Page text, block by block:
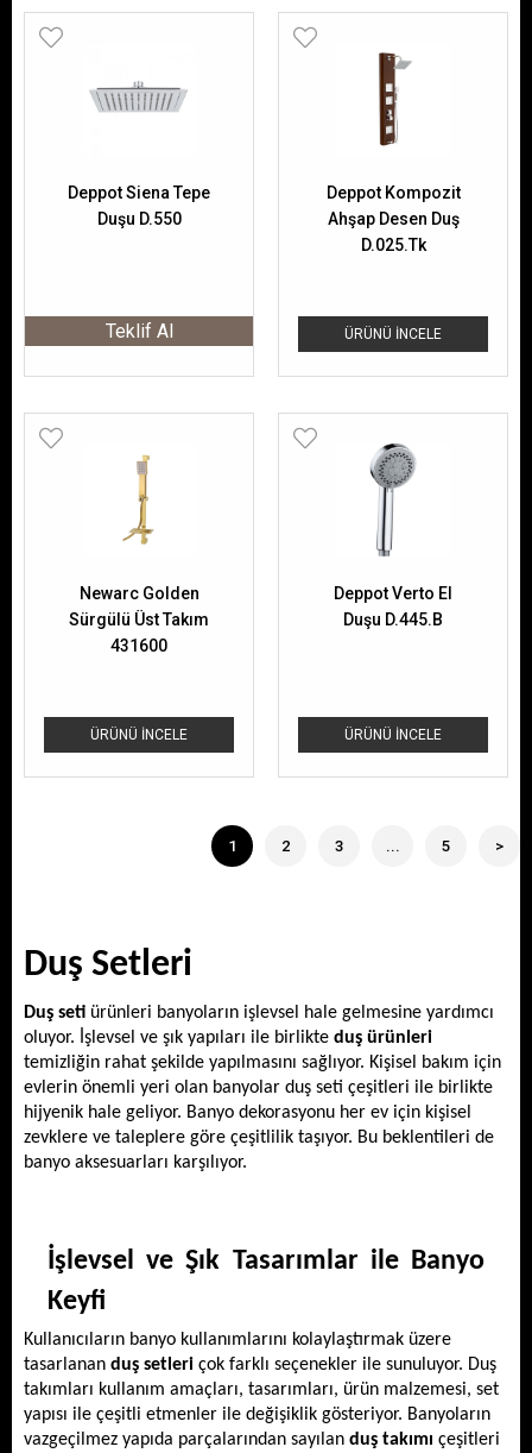
Deppot Siena Tepe
Duşu D.550
Teklif Al ÜRÜNÜ İNCELE
Deppot Kompozit
Ahşap Desen Duş
D.025.Tk
ÜRÜNÜ İNCELE
Newarc Golden
Sürgülü Üst Takım
431600
ÜRÜNÜ İNCELE
Deppot Verto El
Duşu D.445.B
1 2 3 ... 5 >
Duş Setleri
Duş seti ürünleri banyoların işlevsel hale gelmesine yardımcı
oluyor. İşlevsel ve şık yapıları ile birlikte duş ürünleri
temizliğin rahat şekilde yapılmasını sağlıyor. Kişisel bakım için
evlerin önemli yeri olan banyolar duş seti çeşitleri ile birlikte
hijyenik hale geliyor. Banyo dekorasyonu her ev için kişisel
zevklere ve taleplere göre çeşitlilik taşıyor. Bu beklentileri de
banyo aksesuarları karşılıyor.
İşlevsel ve Şık Tasarımlar ile Banyo
Keyfi
Kullanıcıların banyo kullanımlarını kolaylaştırmak üzere
tasarlanan duş setleri çok farklı seçenekler ile sunuluyor. Duş
takımları kullanım amaçları, tasarımları, ürün malzemesi, set
yapısı ile çeşitli etmenler ile değişiklik gösteriyor. Banyoların
vazgeçilmez yapıda parçalarından sayılan duş takımı çeşitleri